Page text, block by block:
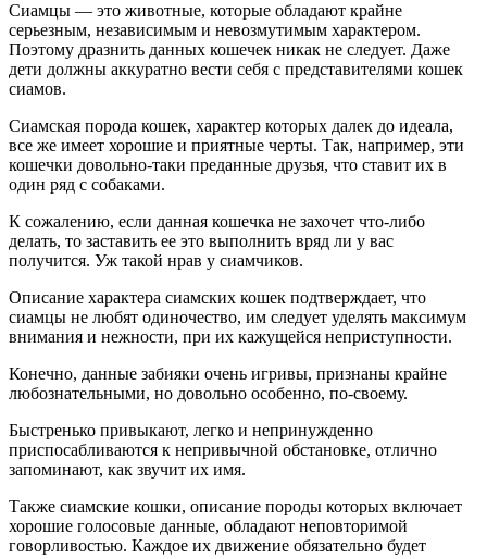
Сиамцы ― это животные, которые обладают крайне
серьезным, независимым и невозмутимым характером.
Поэтому дразнить данных кошечек никак не следует. Даже
дети должны аккуратно вести себя с представителями кошек
сиамов.
Сиамская порода кошек, характер которых далек до идеала,
все же имеет хорошие и приятные черты. Так, например, эти
кошечки довольно-таки преданные друзья, что ставит их в
один ряд с собаками.
К сожалению, если данная кошечка не захочет что-либо
делать, то заставить ее это выполнить вряд ли у вас
получится. Уж такой нрав у сиамчиков.
Описание характера сиамских кошек подтверждает, что
сиамцы не любят одиночество, им следует уделять максимум
внимания и нежности, при их кажущейся неприступности.
Конечно, данные забияки очень игривы, признаны крайне
любознательными, но довольно особенно, по-своему.
Быстренько привыкают, легко и непринужденно
приспосабливаются к непривычной обстановке, отлично
запоминают, как звучит их имя.
Также сиамские кошки, описание породы которых включает
хорошие голосовые данные, обладают неповторимой
говорливостью. Каждое их движение обязательно будет